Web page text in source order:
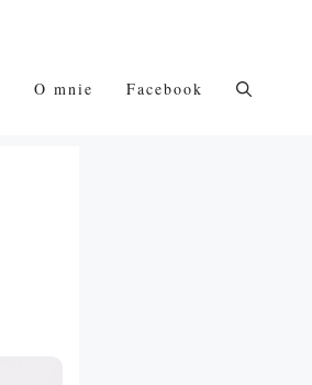
O mnie Facebook